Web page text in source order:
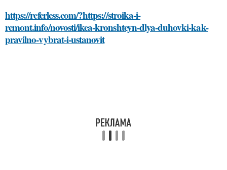
https://referless.com/?https://stroika-i-
remont.info/novosti/ikea-kronshteyn-dlya-duhovki-kak-
pravilno-vybrat-i-ustanovit